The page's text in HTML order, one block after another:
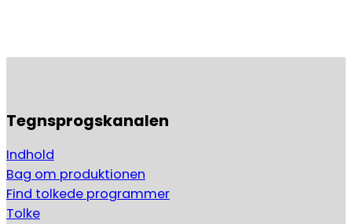
Tegnsprogskanalen
Indhold
Bag om produktionen
Find tolkede programmer
Tolke